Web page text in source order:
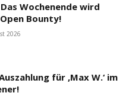
Wochenende wird
Bounty!
2026
für ‚Max W.‘ im